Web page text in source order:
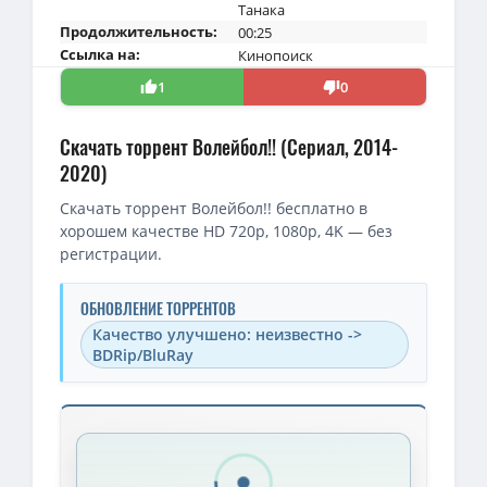
Танака
Продолжительность:
00:25
Ссылка на:
Кинопоиск
1
0
Скачать торрент Волейбол!! (Сериал, 2014-
2020)
Скачать торрент Волейбол!! бесплатно в
хорошем качестве HD 720p, 1080p, 4K — без
регистрации.
ОБНОВЛЕНИЕ ТОРРЕНТОВ
Качество улучшено: неизвестно ->
BDRip/BluRay
Скачать торрент — Волейбол!! / Haikyuu!! / Сезон: 01-04
1080p — Волейбол!! Земля против воздуха (ОВА-3) / Haikyuu!!: